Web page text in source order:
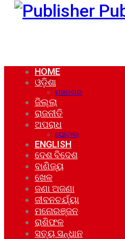
HOME
ଓଡ଼ିଶା
ମହାନଗର
ଜିଲ୍ଲା
ରାଜନୀତି
ଅପରାଧ
ଘୋଟାଲା
ENGLISH
ଦେଶ ବିଦେଶ
ବାଣିଜ୍ୟ
ଖେଳ
ଜଣା ଅଜଣା
ଜୀବନଚର୍ଯ୍ୟା
ମନୋରଞ୍ଜନ
ରାଶିଫଳ
ସତ୍ୟ ସନ୍ଧାନ